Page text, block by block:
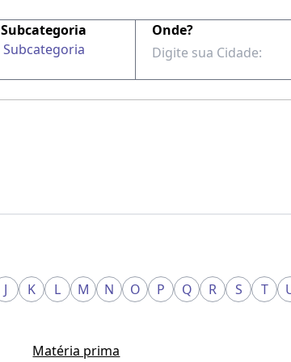
Subcategoria
Subcategoria
Onde?
J K L M N O P Q R S T
Matéria prima